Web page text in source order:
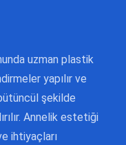
uzman plastik
yapılır ve
şekilde
Annelik estetiği
ihtiyaçları